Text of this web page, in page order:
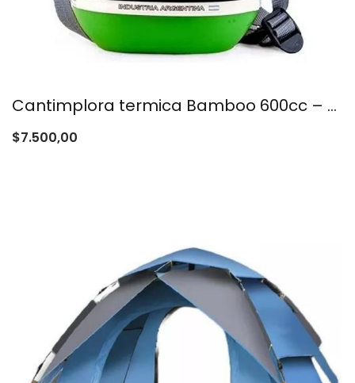
Cantimplora termica Bamboo 600cc – Colores varios
$7.500,00